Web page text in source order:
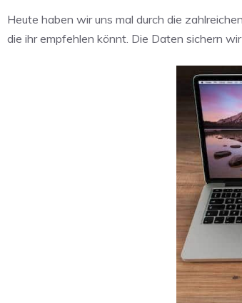
Heute haben wir uns mal durch die
die ihr empfehlen könnt. Die Daten sichern